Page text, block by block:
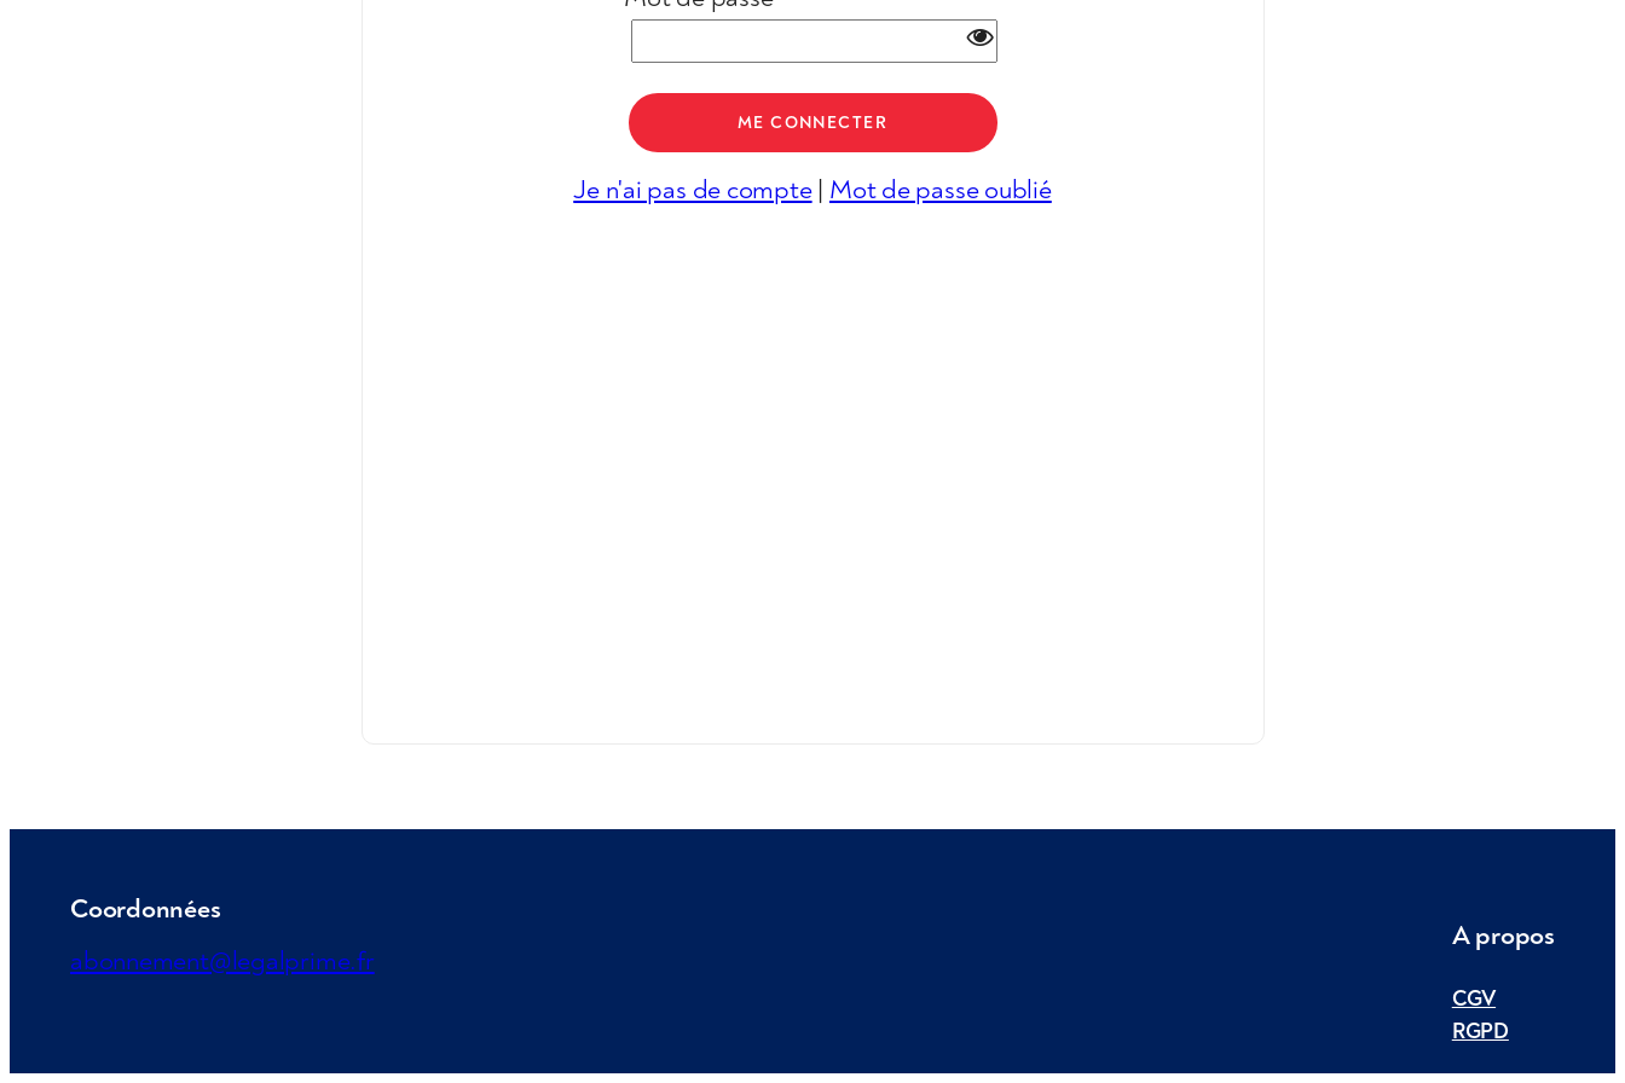
Je n'ai pas de compte| Mot de passe oublié
Coordonnées
abonnement@legalprime.fr
A propos
CGV
RGPD